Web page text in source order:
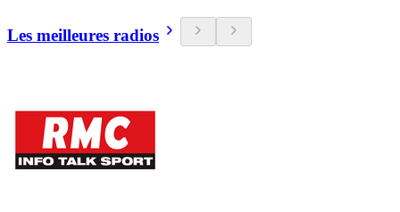
Les meilleures radios